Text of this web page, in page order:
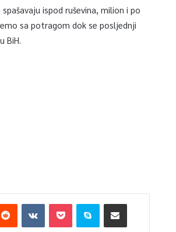
ispod ruševina, milion i po
sa potragom dok se posljednji
BiH.